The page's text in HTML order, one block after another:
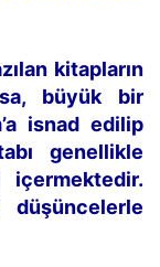
kitapların
büyük bir
isnad edilip
genellikle